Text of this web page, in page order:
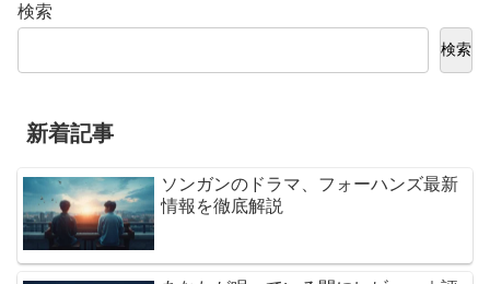
検索
検索
新着記事
ソンガンのドラマ、フォーハンズ最新
情報を徹底解説